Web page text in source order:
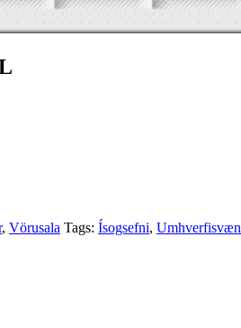
, Vörusala Tags: Ísogsefni, Umhverfisvæn